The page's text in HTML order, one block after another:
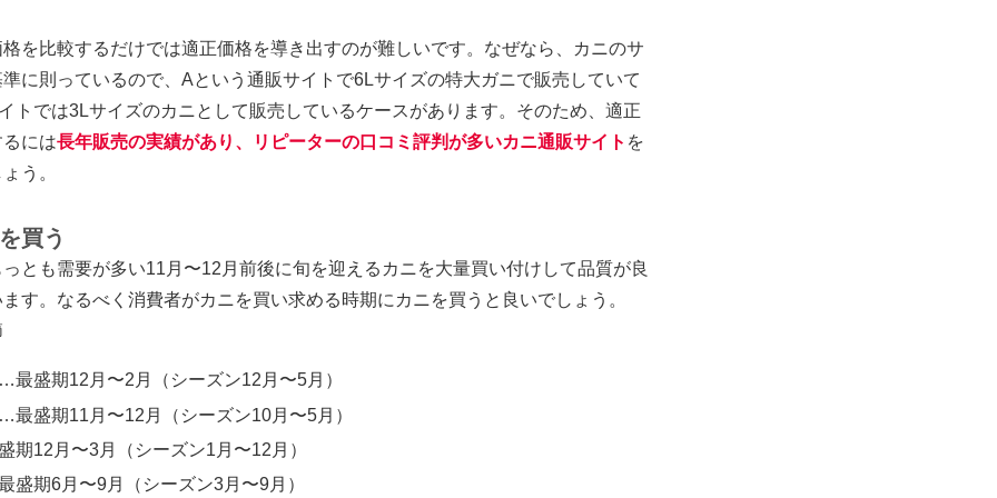
を比較するだけでは適正価格を導き出すのが難しいです。なぜなら、カニのサ
に則っているので、 Aという通販サイトで6Lサイズの特大ガニで販売していて
トでは3Lサイズのカニとして販売 しているケースがあり ます。そのため、適正
には長年販売の実績があり、リピーターの口コミ評判が多いカニ通販サイト を
う。
買う
とも需要が多い11月〜12月前後に旬を迎えるカニを大量買い付けして品質が良
す。なるべく消費者がカニを買い求める時期にカニを買うと良いでしょう。
盛期12月〜2月（シーズン12月〜5月）
盛期11月〜12月（シーズン10月〜5月）
12月〜3月（シーズン1月〜12月）
期6月〜9月（シーズン3月〜9月）